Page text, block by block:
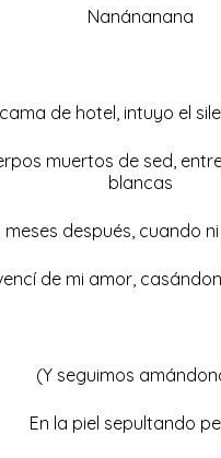
Nanánanana
de hotel, intuyo el
muertos de sed,
blancas
meses después, cuando
de mi amor,
(Y seguimos
En la piel sepultando